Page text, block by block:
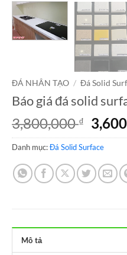
ĐÁ NHÂN TẠO / Đá Solid
Báo giá đá solid
3,800,000₫
Giá
gốc
là:
Danh mục:Đá Solid Surface
Mô tả